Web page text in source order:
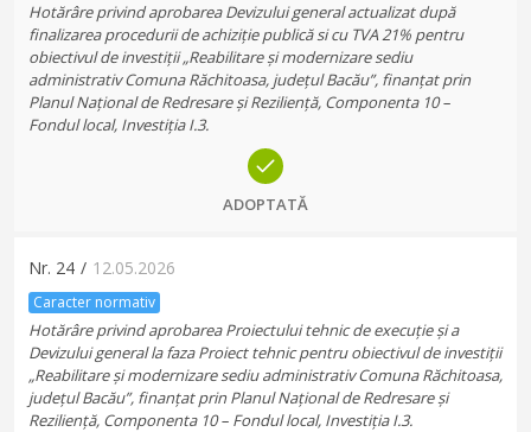
Hotărâre privind aprobarea Devizului general actualizat după
finalizarea procedurii de achiziție publică si cu TVA 21% pentru
obiectivul de investiții „Reabilitare și modernizare sediu
administrativ Comuna Răchitoasa, județul Bacău”, finanțat prin
Planul Național de Redresare și Reziliență, Componenta 10 –
Fondul local, Investiția I.3.
ADOPTATĂ
Nr. 24 / 12.05.2026
Caracter normativ
Hotărâre privind aprobarea Proiectului tehnic de execuție și a
Devizului general la faza Proiect tehnic pentru obiectivul de investiții
„Reabilitare și modernizare sediu administrativ Comuna Răchitoasa,
județul Bacău”, finanțat prin Planul Național de Redresare și
Reziliență, Componenta 10 – Fondul local, Investiția I.3.